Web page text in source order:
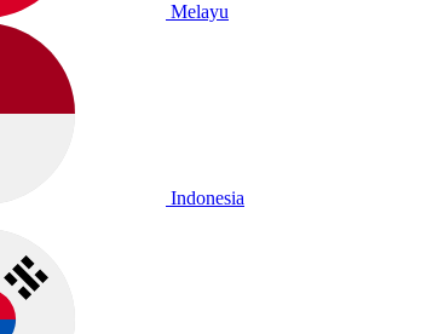
Melayu
Indonesia